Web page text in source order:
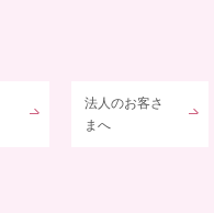
法人のお客さ
まへ